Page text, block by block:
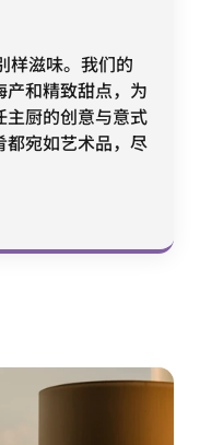
样滋味。我们的
和精致甜点，为
主厨的创意与意式
都宛如艺术品，尽